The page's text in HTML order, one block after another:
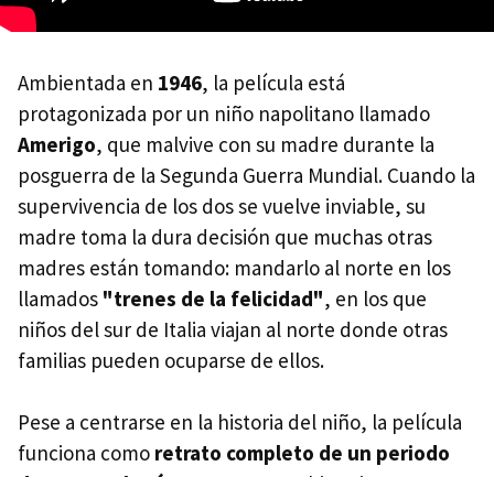
Ambientada en 1946, la película está
protagonizada por un niño napolitano llamado
Amerigo, que malvive con su madre durante la
posguerra de la Segunda Guerra Mundial. Cuando la
supervivencia de los dos se vuelve inviable, su
madre toma la dura decisión que muchas otras
madres están tomando: mandarlo al norte en los
llamados "trenes de la felicidad", en los que
niños del sur de Italia viajan al norte donde otras
familias pueden ocuparse de ellos.
Pese a centrarse en la historia del niño, la película
funciona como retrato completo de un periodo